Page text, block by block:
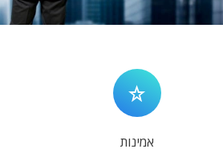
המלצות
צור קשר
אמינות